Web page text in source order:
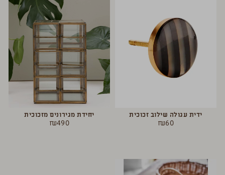
ידית עגולה שילוב זכוכית
₪60
יחידת מגירונים מזכוכית
₪490